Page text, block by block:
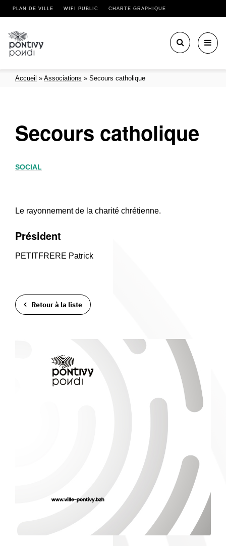
PLAN DE VILLE WIFI PUBLIC CHARTE GRAPHIQUE
Accueil » Associations » Secours catholique
Secours catholique
SOCIAL
Le rayonnement de la charité chrétienne.
Président
PETITFRERE Patrick
Retour à la liste